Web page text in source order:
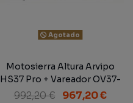
Agotado
Motosierra Altura Arvipo
HS37 Pro + Vareador OV37-
L + 3 Baterías + Cargador
992,20 € 967,20 €